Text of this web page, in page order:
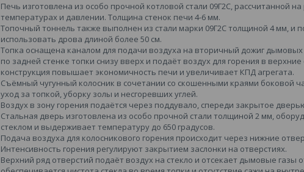
Печь изготовлена из особо прочной котловой стали 09Г2С, рассчитанной
температурах и давлении. Толщина стенок печи 4-6 мм.
Топочный тоннель также выполнен из стали марки 09Г2С толщиной 4 мм, и
использовать дрова длиной более 50 см.
Топка оснащена каналом для подачи воздуха на вторичный дожиг дымовых
по задней стенке топки снизу вверх и подаёт воздух для горения в
конструкция повышает экономичность печи и увеличивает КПД агрегата.
Съёмный чугунный колосник в сочетании со скошенными краями боковой
уход за топкой, уборку золы и несгоревших углей.
Воздух в зону горения подаётся через поддувало, спереди закрытое
Стальная дверь изготовлена из особо прочной стали толщиной 2 мм,
стеклом и выдерживает температуру до 650 градусов.
Подача воздуха для колосникового горения происходит через нижние
Интенсивность горения регулируют закрытием заслонки на отверстиях.
Верхний ряд отверстий подаёт воздух на стекло и отсекает дымовые газы